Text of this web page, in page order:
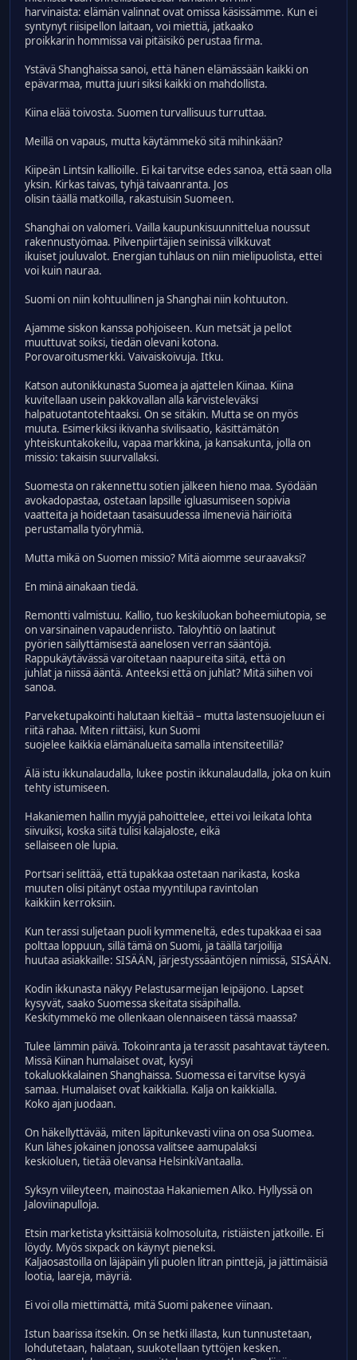
harvinaista: elämän valinnat ovat omissa käsissämme. Kun ei
syntynyt riisipellon laitaan, voi miettiä, jatkaako
proikkarin hommissa vai pitäisikö perustaa firma.
Ystävä Shanghaissa sanoi, että hänen elämässään kaikki on
epävarmaa, mutta juuri siksi kaikki on mahdollista.
Kiina elää toivosta. Suomen turvallisuus turruttaa.
Meillä on vapaus, mutta käytämmekö sitä mihinkään?
Kiipeän Lintsin kallioille. Ei kai tarvitse edes sanoa, että saan olla
yksin. Kirkas taivas, tyhjä taivaanranta. Jos
olisin täällä matkoilla, rakastuisin Suomeen.
Shanghai on valomeri. Vailla kaupunkisuunnittelua noussut
rakennustyömaa. Pilvenpiirtäjien seinissä vilkkuvat
ikuiset jouluvalot. Energian tuhlaus on niin mielipuolista, ettei
voi kuin nauraa.
Suomi on niin kohtuullinen ja Shanghai niin kohtuuton.
Ajamme siskon kanssa pohjoiseen. Kun metsät ja pellot
muuttuvat soiksi, tiedän olevani kotona.
Porovaroitusmerkki. Vaivaiskoivuja. Itku.
Katson autonikkunasta Suomea ja ajattelen Kiinaa. Kiina
kuvitellaan usein pakkovallan alla kärvisteleväksi
halpatuotantotehtaaksi. On se sitäkin. Mutta se on myös
muuta. Esimerkiksi ikivanha sivilisaatio, käsittämätön
yhteiskuntakokeilu, vapaa markkina, ja kansakunta, jolla on
missio: takaisin suurvallaksi.
Suomesta on rakennettu sotien jälkeen hieno maa. Syödään
avokadopastaa, ostetaan lapsille igluasumiseen sopivia
vaatteita ja hoidetaan tasaisuudessa ilmeneviä häiriöitä
perustamalla työryhmiä.
Mutta mikä on Suomen missio? Mitä aiomme seuraavaksi?
En minä ainakaan tiedä.
Remontti valmistuu. Kallio, tuo keskiluokan boheemiutopia, se
on varsinainen vapaudenriisto. Taloyhtiö on laatinut
pyörien säilyttämisestä aanelosen verran sääntöjä.
Rappukäytävässä varoitetaan naapureita siitä, että on
juhlat ja niissä ääntä. Anteeksi että on juhlat? Mitä siihen voi
sanoa.
Parveketupakointi halutaan kieltää – mutta lastensuojeluun ei
riitä rahaa. Miten riittäisi, kun Suomi
suojelee kaikkia elämänalueita samalla intensiteetillä?
Älä istu ikkunalaudalla, lukee postin ikkunalaudalla, joka on kuin
tehty istumiseen.
Hakaniemen hallin myyjä pahoittelee, ettei voi leikata lohta
siivuiksi, koska siitä tulisi kalajaloste, eikä
sellaiseen ole lupia.
Portsari selittää, että tupakkaa ostetaan narikasta, koska
muuten olisi pitänyt ostaa myyntilupa ravintolan
kaikkiin kerroksiin.
Kun terassi suljetaan puoli kymmeneltä, edes tupakkaa ei saa
polttaa loppuun, sillä tämä on Suomi, ja täällä tarjoilija
huutaa asiakkaille: SISÄÄN, järjestyssääntöjen nimissä, SISÄÄN.
Kodin ikkunasta näkyy Pelastusarmeijan leipäjono. Lapset
kysyvät, saako Suomessa skeitata sisäpihalla.
Keskitymmekö me ollenkaan olennaiseen tässä maassa?
Tulee lämmin päivä. Tokoinranta ja terassit pasahtavat täyteen.
Missä Kiinan humalaiset ovat, kysyi
tokaluokkalainen Shanghaissa. Suomessa ei tarvitse kysyä
samaa. Humalaiset ovat kaikkialla. Kalja on kaikkialla.
Koko ajan juodaan.
On häkellyttävää, miten läpitunkevasti viina on osa Suomea.
Kun lähes jokainen jonossa valitsee aamupalaksi
keskioluen, tietää olevansa HelsinkiVantaalla.
Syksyn viileyteen, mainostaa Hakaniemen Alko. Hyllyssä on
Jaloviinapulloja.
Etsin marketista yksittäisiä kolmosoluita, ristiäisten jatkoille. Ei
löydy. Myös sixpack on käynyt pieneksi.
Kaljaosastoilla on läjäpäin yli puolen litran pinttejä, ja jättimäisiä
lootia, laareja, mäyriä.
Ei voi olla miettimättä, mitä Suomi pakenee viinaan.
Istun baarissa itsekin. On se hetki illasta, kun tunnustetaan,
lohdutetaan, halataan, suukotellaan tyttöjen kesken.